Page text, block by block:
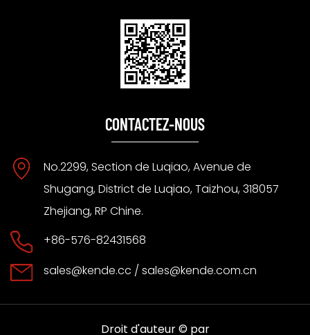
CONTACTEZ-NOUS
No.2299, Section de Luqiao, Avenue de
Shugang, District de Luqiao, Taizhou, 318057
Zhejiang, RP Chine.
+86-576-82431568
sales@kende.cc / sales@kende.com.cn
Droit d'auteur © par